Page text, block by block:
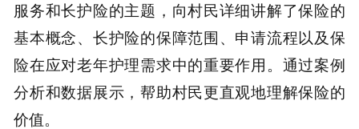
服务和长护险的主题，向村民详细讲解了保险的
基本概念、长护险的保障范围、申请流程以及保
险在应对老年护理需求中的重要作用。通过案例
分析和数据展示，帮助村民更直观地理解保险的
价值。